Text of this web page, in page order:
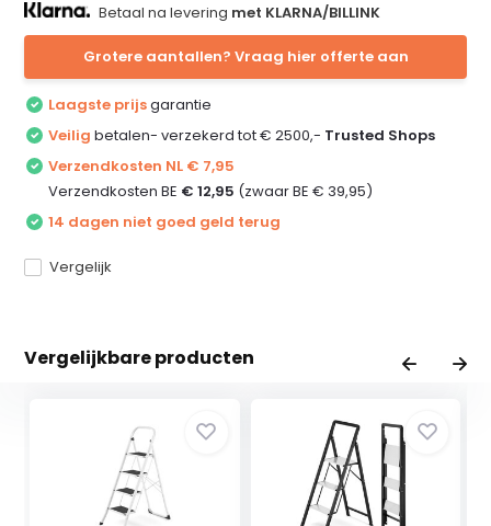
Betaal na levering met KLARNA/BILLINK
Grotere aantallen? Vraag hier offerte aan
Laagste prijsgarantie
Veilig betalen- verzekerd tot € 2500,- Trusted Shops
Verzendkosten NL € 7,95
Verzendkosten BE € 12,95 (zwaar BE € 39,95)
14 dagen niet goed geld terug
Vergelijk
Vergelijkbare producten